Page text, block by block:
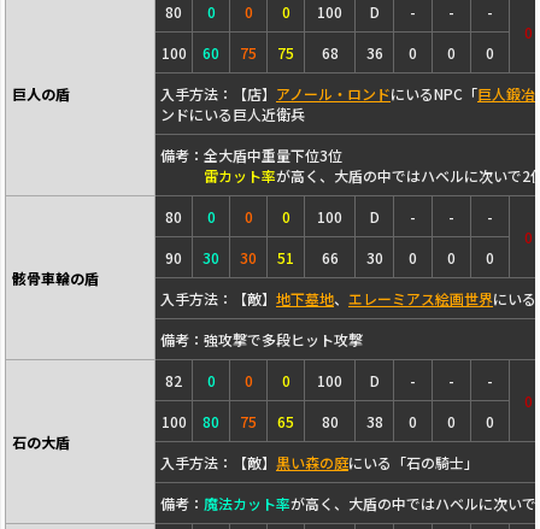
巨人の盾
80 0 0 0 100 D - -
-
0
100
60 75 75 68 36 0 0
0
入手方法：【店】 アノール・ロンドにいるNPC「巨人鍛冶
ンドにいる巨人近衛兵
備考：全大盾中重量下位3位
雷カット率が高く、大盾の中ではハベルに次いで2
骸骨車輪の盾
80 0 0 0 100 D - -
-
0
90
30 30 51 66 30 0 0
0
入手方法：【敵】 地下墓地、 エレーミアス絵画世界にい
備考：強攻撃で多段ヒット攻撃
石の大盾
82 0 0 0 100 D - -
-
0
100
80 75 65 80 38 0 0
0
入手方法：【敵】 黒い森の庭にいる「石の騎士」
備考： 魔法カット率が高く、大盾の中ではハベルに次い